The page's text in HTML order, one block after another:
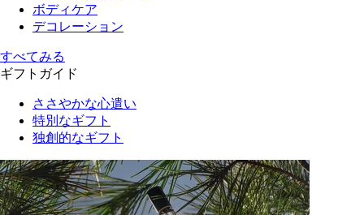
ボディケア
デコレーション
すべてみる
ギフトガイド
ささやかな心遣い
特別なギフト
独創的なギフト